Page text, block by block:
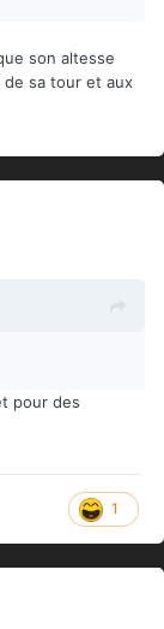
son altesse
sa tour et aux
pour des
1